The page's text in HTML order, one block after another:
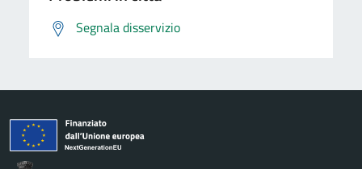
Segnala disservizio